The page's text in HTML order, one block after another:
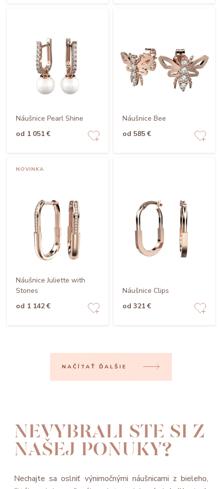
Náušnice Pearl Shine
od 1 051 €
Náušnice Bee
od 585 €
NOVINKA
Náušnice Juliette with
Stones
od 1 142 €
Náušnice Clips
od 321 €
NAČÍTAŤ ĎALŠIE
NEVYBRALI STE SI Z
NAŠEJ PONUKY?
Nechajte sa oslniť výnimočnými náušnicami z bieleho,